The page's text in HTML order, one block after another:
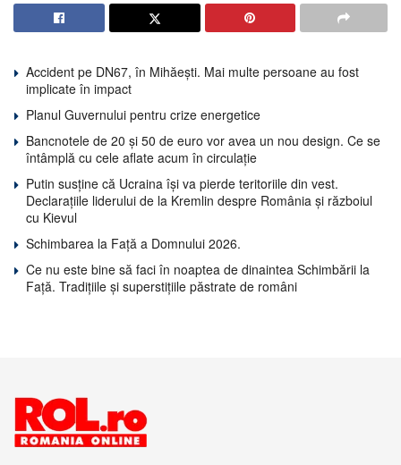
Accident pe DN67, în Mihăești. Mai multe persoane au fost
implicate în impact
Planul Guvernului pentru crize energetice
Bancnotele de 20 și 50 de euro vor avea un nou design. Ce se
întâmplă cu cele aflate acum în circulație
Putin susține că Ucraina își va pierde teritoriile din vest.
Declarațiile liderului de la Kremlin despre România și războiul
cu Kievul
Schimbarea la Față a Domnului 2026.
Ce nu este bine să faci în noaptea de dinaintea Schimbării la
Față. Tradițiile și superstițiile păstrate de români